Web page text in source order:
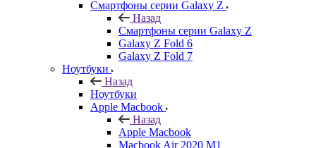
Смартфоны серии Galaxy Z
Назад
Смартфоны серии Galaxy Z
Galaxy Z Fold 6
Galaxy Z Fold 7
Ноутбуки
Назад
Ноутбуки
Apple Macbook
Назад
Apple Macbook
Macbook Air 2020 M1